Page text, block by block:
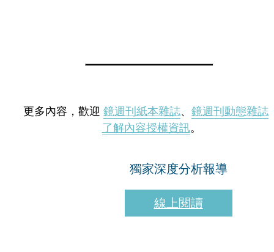
更多內容，歡迎 鏡週刊紙本雜誌、 鏡週刊動態雜誌
了解內容授權資訊。
獨家深度分析報導
線上閱讀